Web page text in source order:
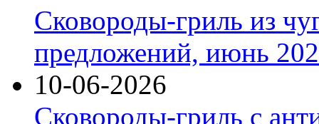
Сковороды-гриль из
предложений, июнь
10-06-2026
Сковороды-гриль с